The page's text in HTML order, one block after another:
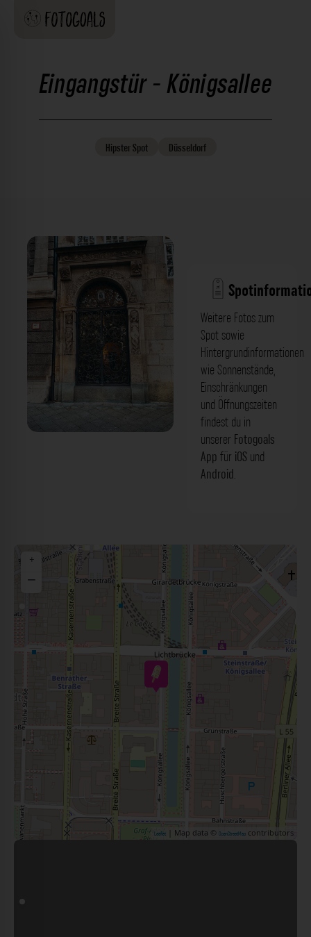
Eingangstür - Königsallee
HipsterSpot Düsseldorf
Weitere Fotos zum
Spot sowie
Hintergrundinformationen
wie Sonnenstände,
Einschränkungen
und Öffnungszeiten
findest du in
unserer Fotogoals
App für iOS und
Android.
+
−
Leaflet | Map data © OpenStreetMap contributors